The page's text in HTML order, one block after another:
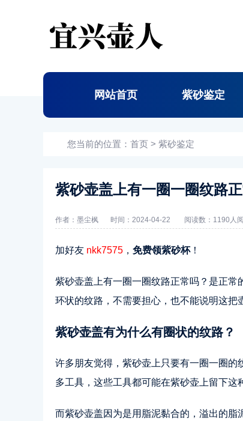
网站首页 紫砂鉴定
您当前的位置： 首页 > 紫砂鉴定
紫砂壶盖上有一圈一圈纹路
作者：墨尘枫 时间：2024-04-22 阅读数： 1190人
加好友 nkk7575 ， 免费领紫砂杯！
紫砂壶盖上有一圈一圈纹路正常吗？是正
环状的纹路，不需要担心，也不能说明这把
紫砂壶盖有为什么有圈状的纹路？
许多朋友觉得，紫砂壶上只要有一圈一圈
多工具，这些工具都可能在紫砂壶上留下这
而紫砂壶盖因为是用脂泥黏合的，溢出的